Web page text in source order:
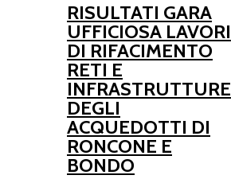
RISULTATI GARA
UFFICIOSA LAVORI
DI RIFACIMENTO
RETI E
INFRASTRUTTURE
DEGLI
ACQUEDOTTI DI
RONCONE E
BONDO